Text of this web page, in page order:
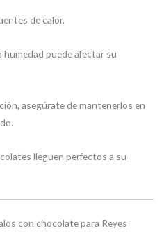
de calor.
humedad puede afectar su
asegúrate de mantenerlos en
lleguen perfectos a su
con chocolate para Reyes